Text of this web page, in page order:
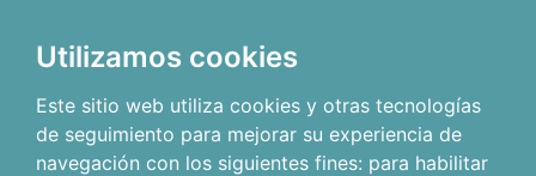
Utilizamos cookies
Este sitio web utiliza cookies y otras tecnologías
de seguimiento para mejorar su experiencia de
navegación con los siguientes fines: para habilitar